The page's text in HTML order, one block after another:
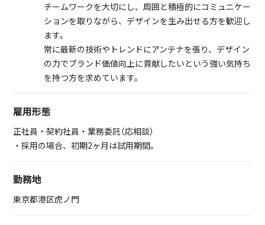
チームワークを大切にし、周囲と積極的にコミュニケー
ションを取りながら、デザインを生み出せる方を歓迎し
ます。
常に最新の技術やトレンドにアンテナを張り、デザイン
の力でブランド価値向上に貢献したいという強い気持ち
を持つ方を求めています。
雇用形態
正社員・契約社員・業務委託（応相談）
・採用の場合、初期2ヶ月は試用期間。
勤務地
東京都港区虎ノ門